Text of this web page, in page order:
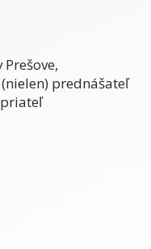
prednášateľ